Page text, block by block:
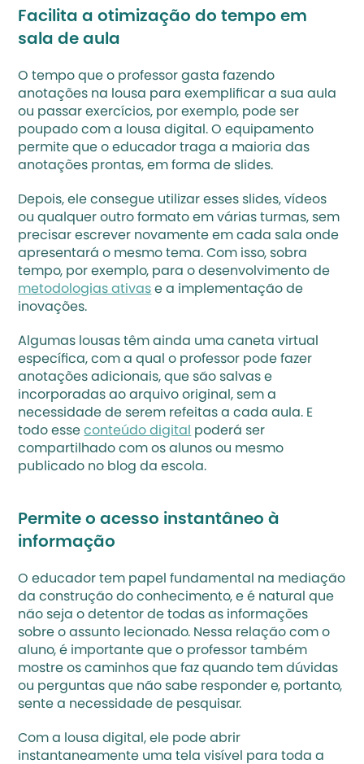
Facilita a otimização do tempo em
sala de aula
O tempo que o professor gasta fazendo
anotações na lousa para exemplificar a sua aula
ou passar exercícios, por exemplo, pode ser
poupado com a lousa digital. O equipamento
permite que o educador traga a maioria das
anotações prontas, em forma de slides.
Depois, ele consegue utilizar esses slides, vídeos
ou qualquer outro formato em várias turmas, sem
precisar escrever novamente em cada sala onde
apresentará o mesmo tema. Com isso, sobra
metodologias ativas e a implementação de
inovações.
Algumas lousas têm ainda uma caneta virtual
específica, com a qual o professor pode fazer
anotações adicionais, que são salvas e
incorporadas ao arquivo original, sem a
necessidade de serem refeitas a cada aula. E
todo esse conteúdo digital
poderá ser
compartilhado com os alunos ou mesmo
publicado no blog da escola.
Permite o acesso instantâneo à
informação
O educador tem papel fundamental na mediação
da construção do conhecimento, e é natural que
não seja o detentor de todas as informações
sobre o assunto lecionado. Nessa relação com o
aluno, é importante que o professor também
mostre os caminhos que faz quando tem dúvidas
ou perguntas que não sabe responder e, portanto,
sente a necessidade de pesquisar.
Com a lousa digital, ele pode abrir
instantaneamente uma tela visível para toda a